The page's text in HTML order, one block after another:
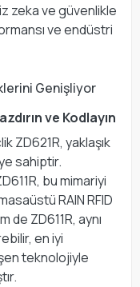
zeka ve güvenlikle
ve endüstri
Genişliyor
ve Kodlayın
ZD621R, yaklaşık
sahiptir.
bu mimariyi
RAIN RFID
de ZD611R, aynı
en iyi
teknolojiyle